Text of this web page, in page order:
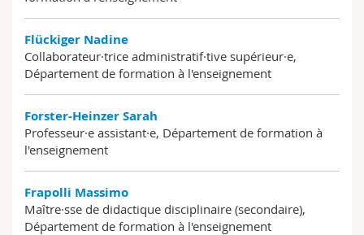
Flückiger Nadine
Collaborateur·trice administratif·tive supérieur·e,
Département de formation à l'enseignement
Forster-Heinzer Sarah
Professeur·e assistant·e, Département de formation à
l'enseignement
Frapolli Massimo
Maître·sse de didactique disciplinaire (secondaire),
Département de formation à l'enseignement